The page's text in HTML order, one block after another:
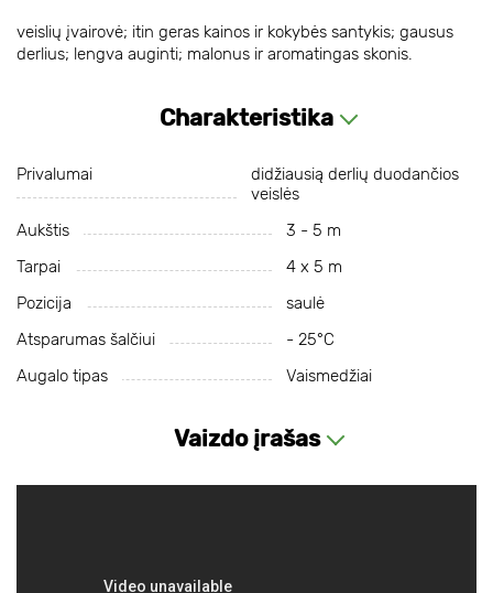
veislių įvairovė; itin geras kainos ir kokybės santykis; gausus
derlius; lengva auginti; malonus ir aromatingas skonis.
Charakteristika
Privalumai
didžiausią derlių duodančios
veislės
Aukštis
3 - 5 m
Tarpai
4 х 5 m
Pozicija
saulė
Atsparumas šalčiui
- 25°С
Augalo tipas
Vaismedžiai
Vaizdo įrašas